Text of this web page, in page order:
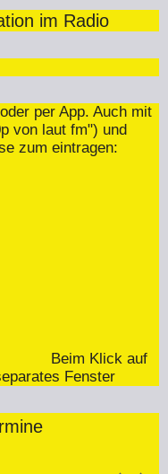
im Radio
per App. Auch mit
von laut fm") und
zum eintragen:
Beim Klick auf
Fenster